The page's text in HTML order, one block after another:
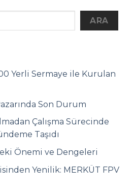
ARA
Yerli Sermaye ile Kurulan
Son Durum
Çalışma Sürecinde
Taşıdı
Önemi ve Dengeleri
Yenilik: MERKÜT FPV